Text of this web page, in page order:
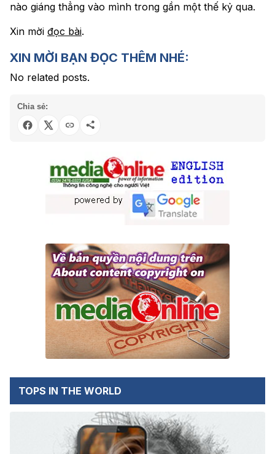
nào giáng thẳng vào mình trong gần một thế kỷ qua.
Xin mời đọc bài.
XIN MỜI BẠN ĐỌC THÊM NHÉ:
No related posts.
Chia sẻ:
TOPS IN THE WORLD